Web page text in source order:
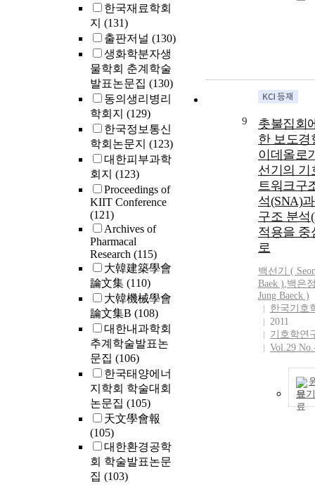
한국재료학회
지 (131)
출판저널 (130)
생화학분자생
물학회 춘계학술
발표논문집 (130)
동의생리병리
학회지 (129)
한국정보통신
학회논문지 (123)
대한피부과학
회지 (123)
Proceedings of
KIIT Conference
(121)
Archives of
Pharmacal
Research (115)
大韓建築學會
論文集 (110)
大韓機械學會
論文集B (108)
대한내과학회
추계학술발표논
문집 (106)
한국태양에너
지학회 학술대회
논문집 (105)
天文學會報
(105)
대한환경공학
회 학술발표논문
집 (103)
9
촛불집회
한 보도경
이데올로
선기의 기
트워크구
석(SNA)
구조 분석
적용을 중
로
백선기 (
Baek ),백은
Jung Baeck )
한국기호
2011
기호학연
Vol.29
보기